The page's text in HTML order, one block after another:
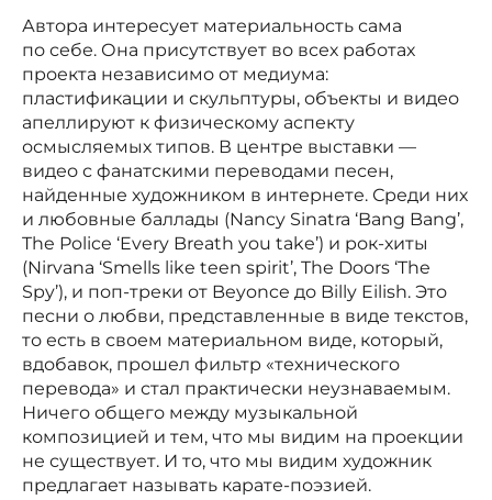
Автора интересует материальность сама
по себе. Она присутствует во всех работах
проекта независимо от медиума:
пластификации и скульптуры, объекты и видео
апеллируют к физическому аспекту
осмысляемых типов. В центре выставки —
видео с фанатскими переводами песен,
найденные художником в интернете. Среди них
и любовные баллады (Nancy Sinatra ‘Bang Bang’,
The Police ‘Every Breath you take’) и рок-хиты
(Nirvana ‘Smells like teen spirit’, The Doors ‘The
Spy’), и поп-треки от Beyonce до Billy Eilish. Это
песни о любви, представленные в виде текстов,
то есть в своем материальном виде, который,
вдобавок, прошел фильтр «технического
перевода» и стал практически неузнаваемым.
Ничего общего между музыкальной
композицией и тем, что мы видим на проекции
не существует. И то, что мы видим художник
предлагает называть карате-поэзией.